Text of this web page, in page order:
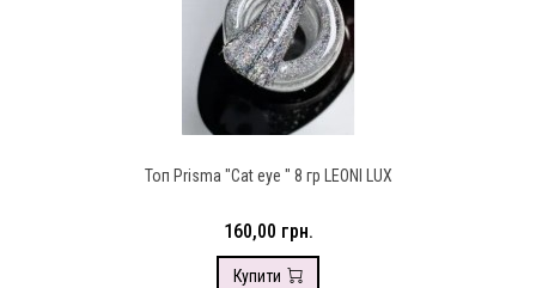
Топ Prisma "Cat eye " 8 гр LEONI LUX
160,00 грн.
Купити